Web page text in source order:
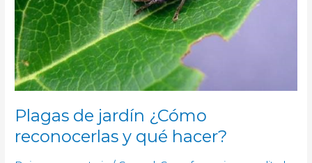
Plagas de jardín ¿Cómo
reconocerlas y qué hacer?